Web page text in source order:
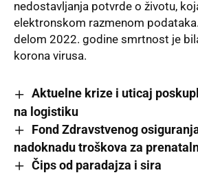
nedostavljanja potvrde o životu,
elektronskom razmenom
delom 2022. godine smrtnost je
korona virusa.
Aktuelne krize i uticaj
na logistiku
Fond Zdravstvenog
nadoknadu troškova za
Čips od paradajza i sira